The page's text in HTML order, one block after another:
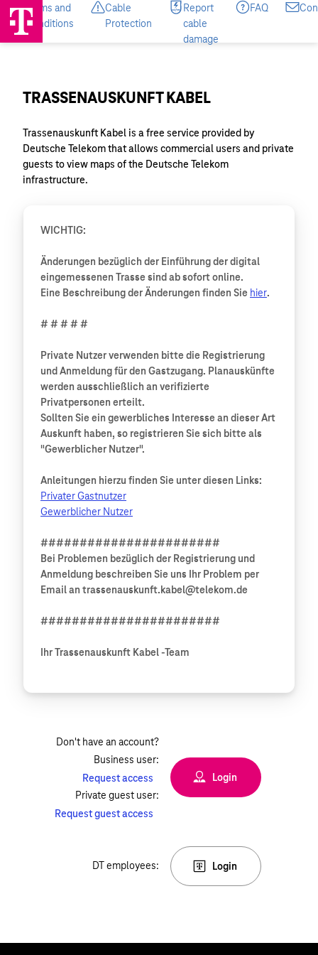
TRASSENAUSKUNFT KABEL
Trassenauskunft Kabel is a free service provided by
Deutsche Telekom that allows commercial users and private
guests to view maps of the Deutsche Telekom
infrastructure.
WICHTIG:
Änderungen bezüglich der Einführung der digital
eingemessenen Trasse sind ab sofort online.
Eine Beschreibung der Änderungen finden Sie hier.
# # # # #
Private Nutzer verwenden bitte die Registrierung
und Anmeldung für den Gastzugang. Planauskünfte
werden ausschließlich an verifizierte
Privatpersonen erteilt.
Sollten Sie ein gewerbliches Interesse an dieser Art
Auskunft haben, so registrieren Sie sich bitte als
"Gewerblicher Nutzer".
Anleitungen hierzu finden Sie unter diesen Links:
Privater Gastnutzer
Gewerblicher Nutzer
#######################
Bei Problemen bezüglich der Registrierung und
Anmeldung beschreiben Sie uns Ihr Problem per
Email an trassenauskunft.kabel@telekom.de
#######################
Ihr Trassenauskunft Kabel -Team
Don't have an account?
Business user:
Request access
Private guest user:
Request guest access
Login
DT employees: Login